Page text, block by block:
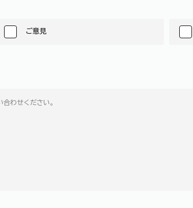
ご意見